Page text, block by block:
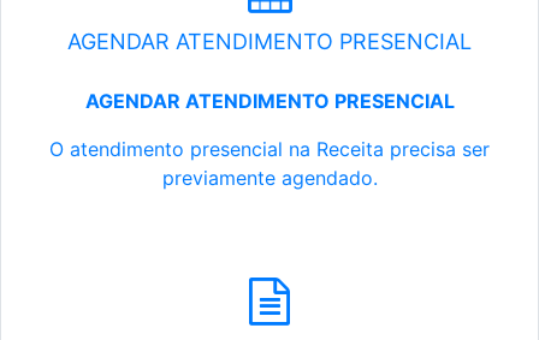
AGENDAR ATENDIMENTO PRESENCIAL
AGENDAR ATENDIMENTO PRESENCIAL
O atendimento presencial na Receita precisa ser
previamente agendado.